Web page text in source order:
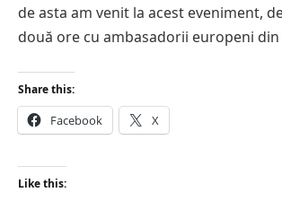
de asta am venit la acest eveniment,
două ore cu ambasadorii europeni din
Share this:
Facebook X
Like this: